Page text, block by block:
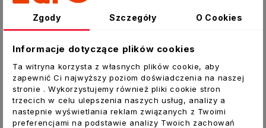
Szczegóły produktu
Kołnierz z zaworem zwrotnym
Element systemu wentylacji w budownictwie
mieszkaniowym /jednorodzinnym /
użyteczności publicznej.
Zgody Szczegóły O Cookies
Informacje dotyczące plików cookies
Ta witryna korzysta z własnych plików cookie, aby
zapewnić Ci najwyższy poziom doświadczenia na naszej
stronie . Wykorzystujemy również pliki cookie stron
trzecich w celu ulepszenia naszych usług, analizy a
nastepnie wyświetlania reklam związanych z Twoimi
preferencjami na podstawie analizy Twoich zachowań